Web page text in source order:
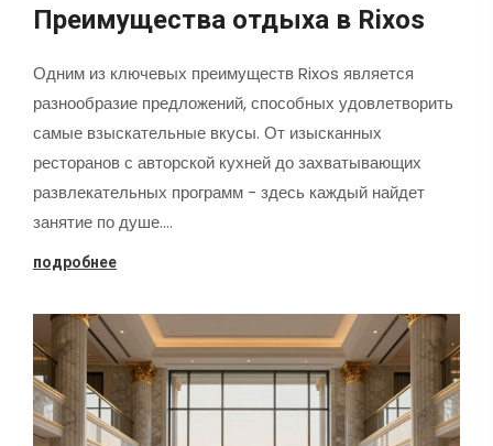
Преимущества отдыха в Rixos
Одним из ключевых преимуществ Rixos является
разнообразие предложений, способных удовлетворить
самые взыскательные вкусы. От изысканных
ресторанов с авторской кухней до захватывающих
развлекательных программ - здесь каждый найдет
занятие по душе.…
подробнее